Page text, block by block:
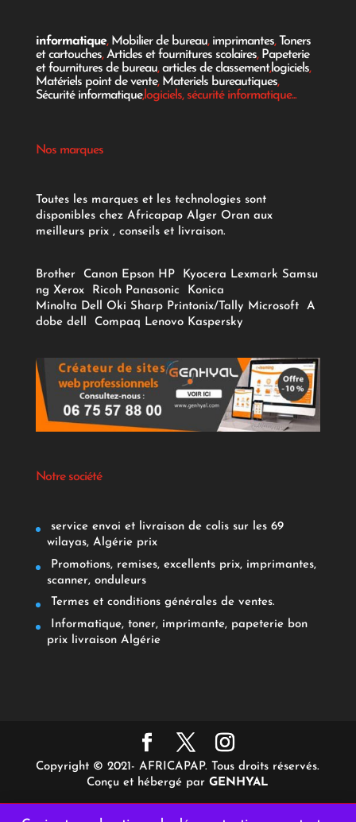
informatique, Mobilier de bureau, imprimantes, Toners
et cartouches,Articles et fournitures scolaires, Papeterie
et fournitures de bureau,articles de classement,logiciels,
Matériels point de vente, Materiels bureautiques,
Sécurité informatique,logiciels, sécurité informatique...
Nos marques
Toutes les marques et les technologies sont
disponibles chez Africapap Alger Oran aux
meilleurs prix , conseils et livraison.
Brother Canon Epson HP Kyocera Lexmark Samsu
ng Xerox Ricoh Panasonic
Konica
Minolta Dell Oki Sharp Printonix/Tally Microsoft
A
dobe dell Compaq Lenovo Kaspersky
Notre société
service envoi et livraison de colis sur les 69
wilayas, Algérie prix
Promotions, remises, excellents prix, imprimantes,
scanner, onduleurs
Termes et conditions générales de ventes.
Informatique, toner, imprimante, papeterie bon
prix livraison Algérie
Copyright © 2021- AFRICAPAP. Tous droits réservés.
Conçu et hébergé parGENHYAL